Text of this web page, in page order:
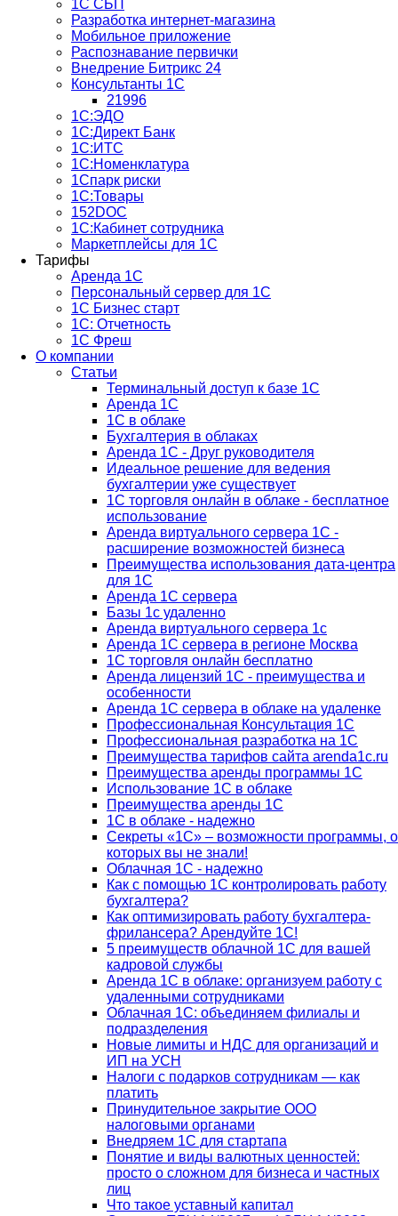
1С СБП
Разработка интернет-магазина
Мобильное приложение
Распознавание первички
Внедрение Битрикс 24
Консультанты 1С
21996
1С:ЭДО
1С:Директ Банк
1С:ИТС
1С:Номенклатура
1Спарк риски
1С:Товары
152DOC
1С:Кабинет сотрудника
Маркетплейсы для 1С
Тарифы
Аренда 1С
Персональный сервер для 1С
1С Бизнес старт
1С: Отчетность
1C Фреш
О компании
Статьи
Терминальный доступ к базе 1С
Аренда 1С
1С в облаке
Бухгалтерия в облаках
Аренда 1С - Друг руководителя
Идеальное решение для ведения
бухгалтерии уже существует
1С торговля онлайн в облаке - бесплатное
использование
Аренда виртуального сервера 1С -
расширение возможностей бизнеса
Преимущества использования дата-центра
для 1С
Аренда 1С сервера
Базы 1с удаленно
Аренда виртуального сервера 1с
Аренда 1С сервера в регионе Москва
1С торговля онлайн бесплатно
Аренда лицензий 1С - преимущества и
особенности
Аренда 1С сервера в облаке на удаленке
Профессиональная Консультация 1С
Профессиональная разработка на 1С
Преимущества тарифов сайта arenda1c.ru
Преимущества аренды программы 1С
Использование 1С в облаке
Преимущества аренды 1С
1С в облаке - надежно
Секреты «1С» – возможности программы, о
которых вы не знали!
Облачная 1С - надежно
Как с помощью 1С контролировать работу
бухгалтера?
Как оптимизировать работу бухгалтера-
фрилансера? Арендуйте 1С!
5 преимуществ облачной 1С для вашей
кадровой службы
Аренда 1С в облаке: организуем работу с
удаленными сотрудниками
Облачная 1С: объединяем филиалы и
подразделения
Новые лимиты и НДС для организаций и
ИП на УСН
Налоги с подарков сотрудникам — как
платить
Принудительное закрытие ООО
налоговыми органами
Внедряем 1С для стартапа
Понятие и виды валютных ценностей:
просто о сложном для бизнеса и частных
лиц
Что такое уставный капитал